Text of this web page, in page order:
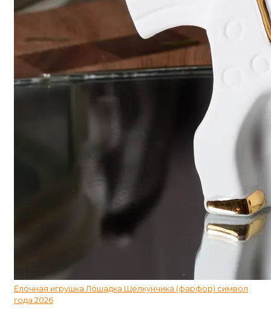
Ёлочная игрушка Лошадка Щелкунчика (фарфор) символ
года 2026